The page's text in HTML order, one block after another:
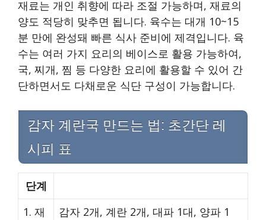
재료는 개인 취향에 따라 조절 가능하며, 재료의
양도 적당히 맞추면 됩니다. 육수는 대개 10~15
분 만에 완성돼 빠른 식사 준비에 제격입니다. 육
수는 여러 가지 요리의 베이스로 활용 가능하여,
국, 찌개, 찜 등 다양한 요리에 활용할 수 있어 간
단하면서도 다채로운 식단 구성이 가능합니다.
감자 계란국 만드는 법: 초간단 레
시피 표
단계
1. 재
감자 2개, 계란 2개, 대파 1대, 양파 1